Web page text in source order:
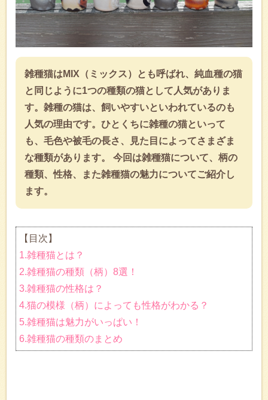
雑種猫はMIX（ミックス）とも呼ばれ、純血種の猫
と同じように1つの種類の猫として人気がありま
す。雑種の猫は、飼いやすいといわれているのも
人気の理由です。ひとくちに雑種の猫といって
も、毛色や被毛の長さ、見た目によってさまざま
な種類があります。 今回は雑種猫について、柄の
種類、性格、また雑種猫の魅力についてご紹介し
ます。
【目次】
1.雑種猫とは？
2.雑種猫の種類（柄）8選！
3.雑種猫の性格は？
4.猫の模様（柄）によっても性格がわかる？
5.雑種猫は魅力がいっぱい！
6.雑種猫の種類のまとめ